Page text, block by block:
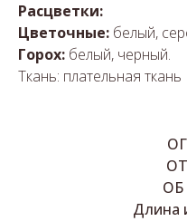
Расцветки:
Цветочные: белый,
Горох: белый, черный.
Ткань: плательная ткань
ОБ
Длина